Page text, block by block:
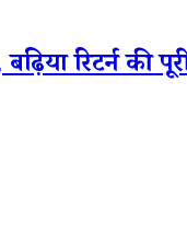
रिटर्न की पूरी